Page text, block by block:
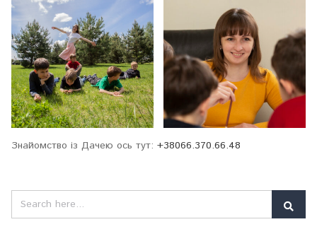
Знайомство із Дачею ось тут: +38066.370.66.48